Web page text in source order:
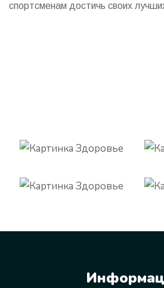
спортсменам достичь своих